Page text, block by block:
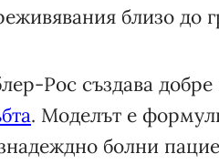
близо до
Рос създава
. Моделът е
болни